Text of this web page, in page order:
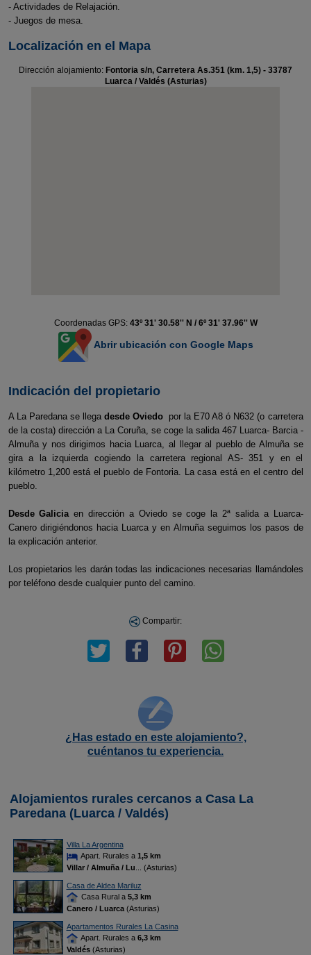
- Actividades de Relajación.
- Juegos de mesa.
Localización en el Mapa
Dirección alojamiento: Fontoria s/n, Carretera As.351 (km. 1,5) - 33787
Luarca / Valdés (Asturias)
Coordenadas GPS: 43º 31' 30.58'' N / 6º 31' 37.96'' W
Abrir ubicación con Google Maps
Indicación del propietario
A La Paredana se llega desde Oviedopor la E70 A8 ó N632 (o carretera
de la costa) dirección a La Coruña, se coge la salida 467 Luarca- Barcia -
Almuña y nos dirigimos hacia Luarca, al llegar al pueblo de Almuña se
gira a la izquierda cogiendo la carretera regional AS- 351 y en el
kilómetro 1,200 está el pueblo de Fontoria. La casa está en el centro del
pueblo.
Desde Galiciaen dirección a Oviedo se coge la 2ª salida a Luarca-
Canero dirigiéndonos hacia Luarca y en Almuña seguimos los pasos de
la explicación anterior.
Los propietarios les darán todas las indicaciones necesarias llamándoles
por teléfono desde cualquier punto del camino.
Compartir:
¿Has estado en este alojamiento?,
cuéntanos tu experiencia.
Alojamientos rurales cercanos a Casa La
Paredana (Luarca / Valdés)
Villa La Argentina
Apart. Rurales a 1,5 km
Villar / Almuña / Lu ... (Asturias)
Casa de Aldea Mariluz
Casa Rural a 5,3 km
Canero / Luarca(Asturias)
Apartamentos Rurales La Casina
Apart. Rurales a 6,3 km
Valdés(Asturias)